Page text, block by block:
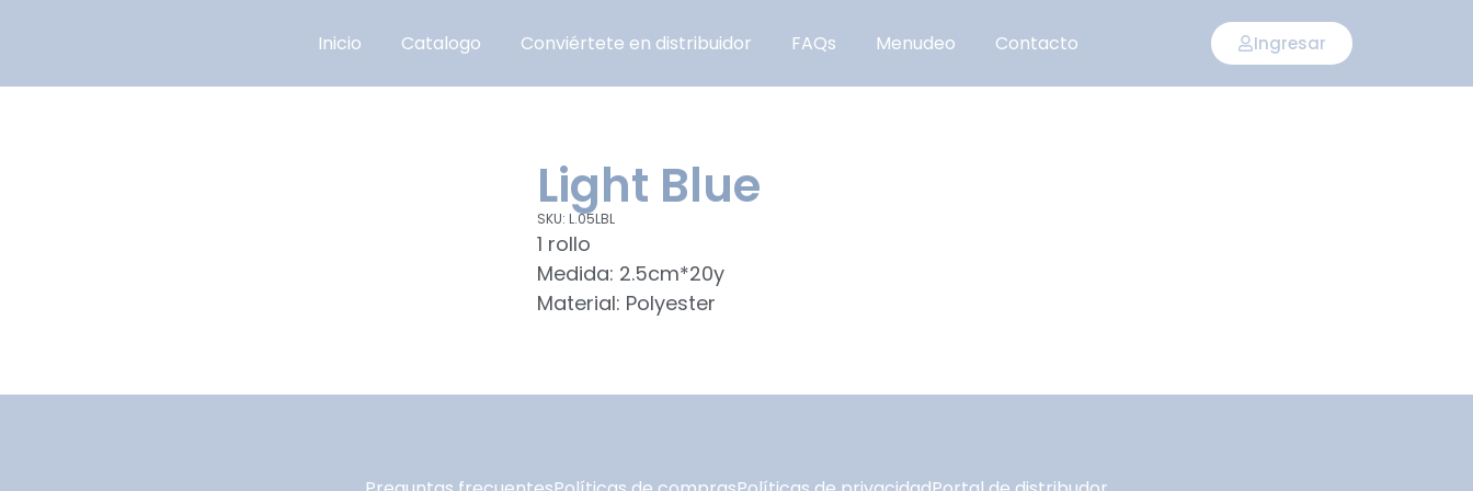
Inicio Catalogo Conviértete en distribuidor FAQs Menudeo Contacto Ingresar
Light Blue
SKU: L.05LBL
1 rollo
Medida: 2.5cm*20y
Material: Polyester